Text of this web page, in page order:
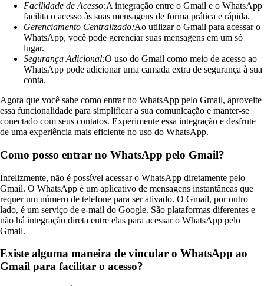
Facilidade de Acesso:A integração entre o Gmail e o WhatsApp
facilita o acesso às suas mensagens de forma prática e rápida.
Gerenciamento Centralizado:Ao utilizar o Gmail para acessar o
WhatsApp, você pode gerenciar suas mensagens em um só
lugar.
Segurança Adicional:O uso do Gmail como meio de acesso ao
WhatsApp pode adicionar uma camada extra de segurança à sua
conta.
Agora que você sabe como entrar no WhatsApp pelo Gmail, aproveite
essa funcionalidade para simplificar a sua comunicação e manter-se
conectado com seus contatos. Experimente essa integração e desfrute
de uma experiência mais eficiente no uso do WhatsApp.
Como posso entrar no WhatsApp pelo Gmail?
Infelizmente, não é possível acessar o WhatsApp diretamente pelo
Gmail. O WhatsApp é um aplicativo de mensagens instantâneas que
requer um número de telefone para ser ativado. O Gmail, por outro
lado, é um serviço de e-mail do Google. São plataformas diferentes e
não há integração direta entre elas para acessar o WhatsApp pelo
Gmail.
Existe alguma maneira de vincular o WhatsApp ao
Gmail para facilitar o acesso?